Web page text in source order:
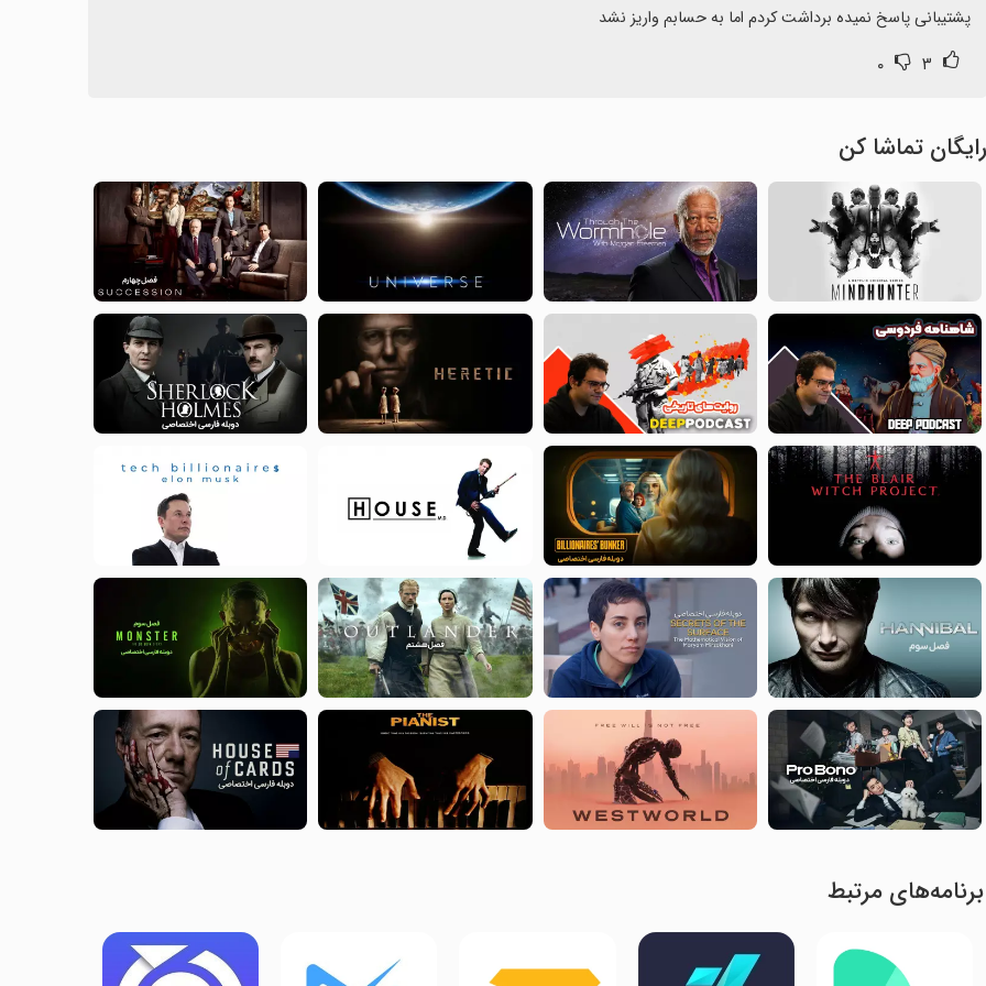
پشتیبانی پاسخ نمیده برداشت کردم اما به حسابم واریز نشد
۳ ۰
رایگان تماشا کن
برنامه‌های مرتبط